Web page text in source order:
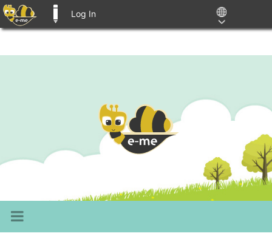
Log In